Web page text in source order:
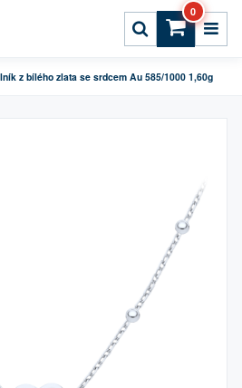
0
z bílého zlata se srdcem Au 585/1000 1,60g